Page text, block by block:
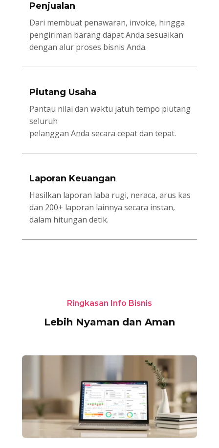
Penjualan
Dari membuat penawaran, invoice, hingga
pengiriman barang dapat Anda sesuaikan
dengan alur proses bisnis Anda.
Piutang Usaha
Pantau nilai dan waktu jatuh tempo piutang
seluruh
pelanggan Anda secara cepat dan tepat.
Laporan Keuangan
Hasilkan laporan laba rugi, neraca, arus kas
dan 200+ laporan lainnya secara instan,
dalam hitungan detik.
Ringkasan Info Bisnis
Lebih Nyaman dan Aman